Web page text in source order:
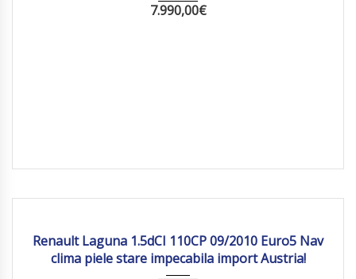
7.990,00€
Renault Laguna 1.5dCI 110CP 09/2010 Euro5 Nav
clima piele stare impecabila import Austria!